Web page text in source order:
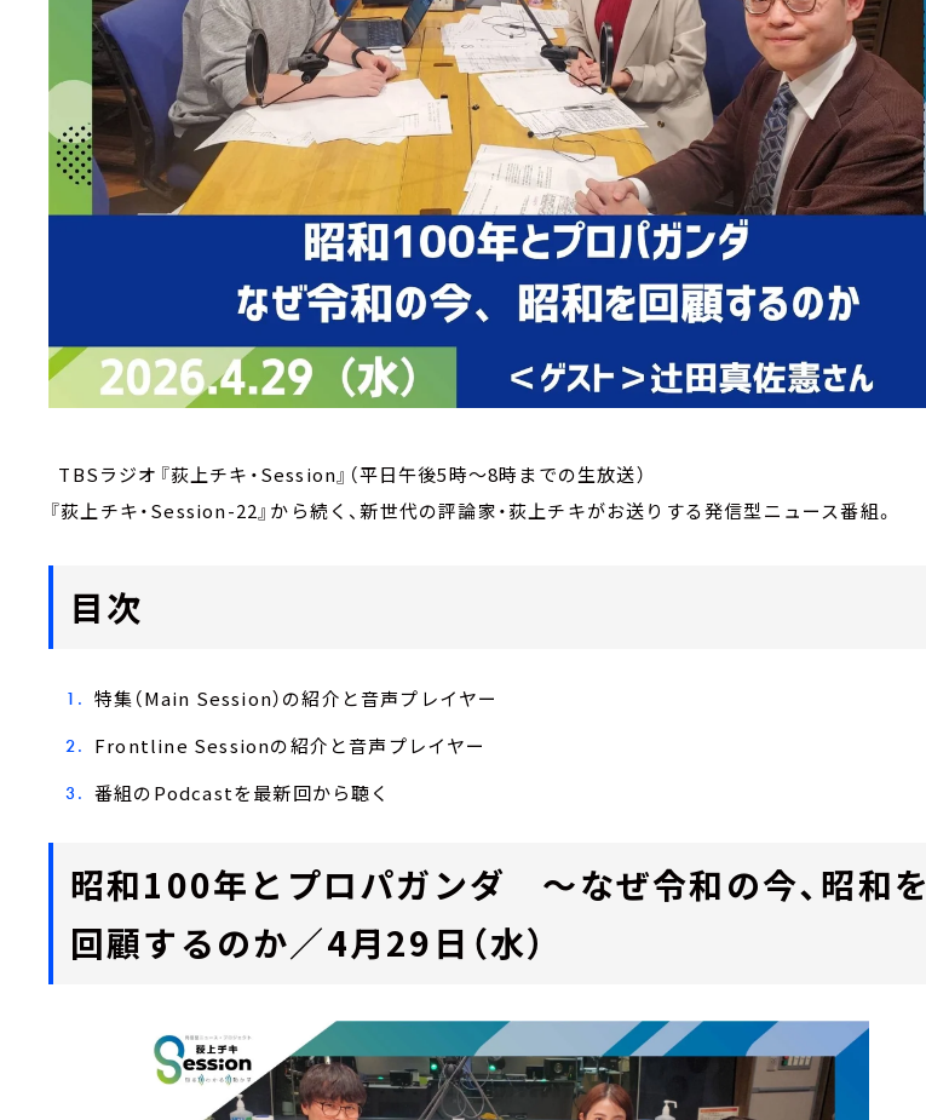
TBSラジオ『荻上チキ・Session』（平日午後5時～8時までの生放送）
『荻上チキ・Session-22』から続く、新世代の評論家・荻上チキがお送りする発信型ニュース番組。
目次
特集（Main Session）の紹介と音声プレイヤー
Frontline Sessionの紹介と音声プレイヤー
番組のPodcastを最新回から聴く
昭和100年とプロパガンダ ～なぜ令和の今、昭和を
回顧するのか／4月29日（水）